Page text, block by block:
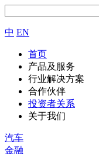
中 EN
首页
产品及服务
行业解决方案
合作伙伴
投资者关系
关于我们
汽车
金融